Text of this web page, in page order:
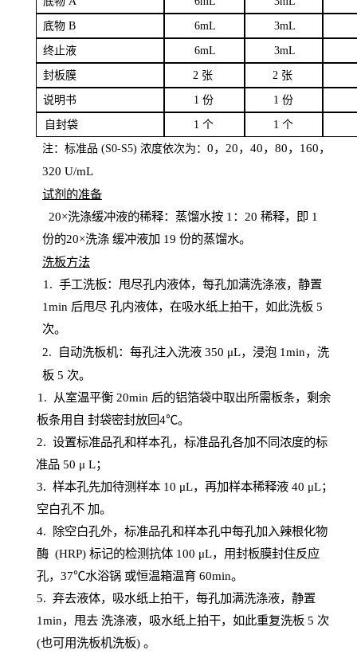
底物B 6mL 3mL
终止液 6mL 3mL
封板膜 2 张 2 张
说明书 1 份 1 份
自封袋 1 个 1 个
注：标准品 (S0-S5) 浓度依次为： 0，20，40，80，160，
320 U/mL
试剂的准备
20×洗涤缓冲液的稀释：蒸馏水按 1：20 稀释，即 1
份的20×洗涤 缓冲液加 19 份的蒸馏水。
洗板方法
1. 手工洗板：甩尽孔内液体，每孔加满洗涤液，静置
1min 后甩尽 孔内液体，在吸水纸上拍干，如此洗板 5
次。
2.
自动洗板机：每孔注入洗液 350 μL，浸泡 1min，洗
板 5 次。
1 . 从室温平衡 20min 后的铝箔袋中取出所需板条，剩余
板条用自 封袋密封放回4℃。
2. 设置标准品孔和样本孔，标准品孔各加不同浓度的标
准品 50 μ L；
3. 样本孔先加待测样本 10 μL，再加样本稀释液 40 μL；
空白孔不 加。
4.
除空白孔外，标准品孔和样本孔中每孔加入辣根化物
酶 (HRP) 标记的检测抗体 100 μL，用封板膜封住反应
孔， 37℃水浴锅 或恒温箱温育60min。
5. 弃去液体，吸水纸上拍干，每孔加满洗涤液，静置
1min，甩去 洗涤液，吸水纸上拍干，如此重复洗板 5 次
(也可用洗板机洗板) 。